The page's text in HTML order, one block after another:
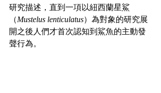
研究描述，直到一項以紐西蘭星鯊
（Mustelus lenticulatus）為對象的研究展
開之後人們才首次認知到鯊魚的主動發
聲行為。